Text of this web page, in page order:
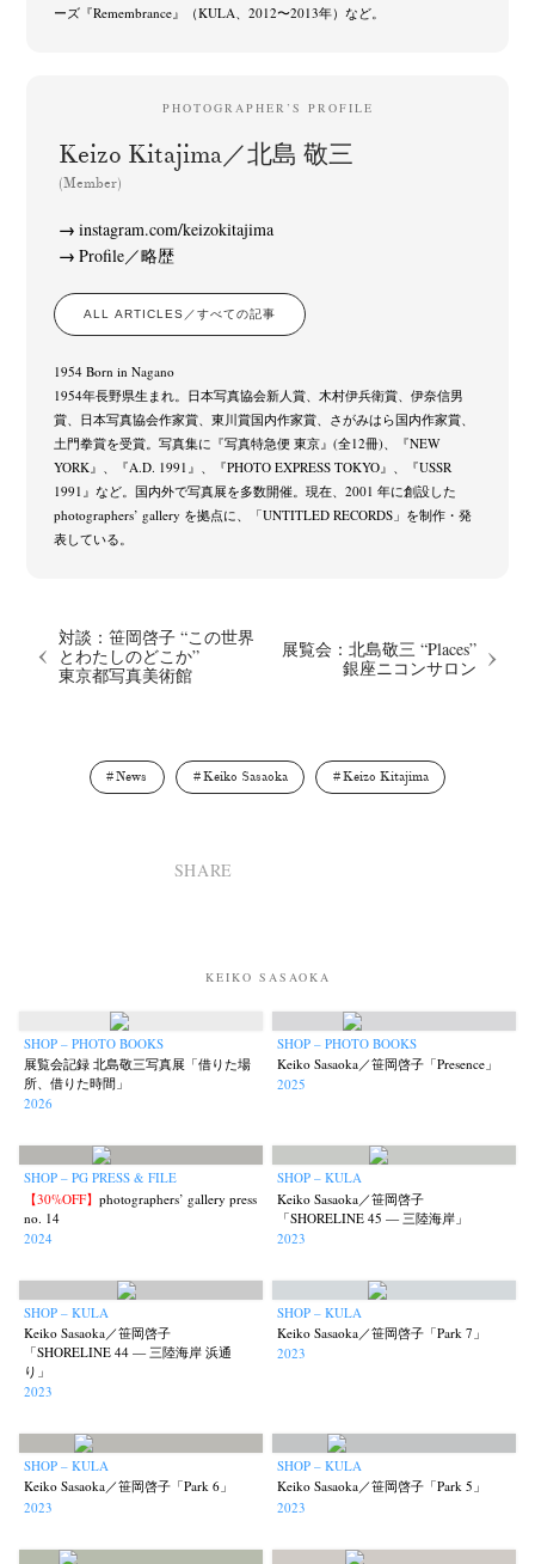
Newsletter
ーズ『Remembrance』（KULA、2012〜2013年）など。
PHOTOGRAPHER’S PROFILE
Keizo Kitajima／北島 敬三
(Member)
instagram.com/keizokitajima
Profile／略歴
ALL ARTICLES／すべての記事
1954 Born in Nagano
1954年長野県生まれ。日本写真協会新人賞、木村伊兵衛賞、伊奈信男
賞、日本写真協会作家賞、東川賞国内作家賞、さがみはら国内作家賞、
土門拳賞を受賞。写真集に『写真特急便 東京』(全12冊)、『NEW
YORK』、『A.D. 1991』、『PHOTO EXPRESS TOKYO』、『USSR
1991』など。国内外で写真展を多数開催。現在、2001 年に創設した
photographers’ gallery を拠点に、「UNTITLED RECORDS」を制作・発
表している。
対談：笹岡啓子 “この世界
とわたしのどこか”
東京都写真美術館
展覧会：北島敬三 “Places”
銀座ニコンサロン
News Keiko Sasaoka Keizo Kitajima
SHARE
KEIKO SASAOKA
SHOP – PHOTO BOOKS
展覧会記録 北島敬三写真展「借りた場
所、借りた時間」
2026
SHOP – PHOTO BOOKS
Keiko Sasaoka／笹岡啓子「Presence」
2025
SHOP – PG PRESS & FILE
【30%OFF】photographers’ gallery press
no. 14
2024
SHOP – KULA
Keiko Sasaoka／笹岡啓子
「SHORELINE 45 — 三陸海岸」
2023
SHOP – KULA
Keiko Sasaoka／笹岡啓子
「SHORELINE 44 — 三陸海岸 浜通
り」
2023
SHOP – KULA
Keiko Sasaoka／笹岡啓子「Park 7」
2023
SHOP – KULA
Keiko Sasaoka／笹岡啓子「Park 6」
2023
SHOP – KULA
Keiko Sasaoka／笹岡啓子「Park 5」
2023